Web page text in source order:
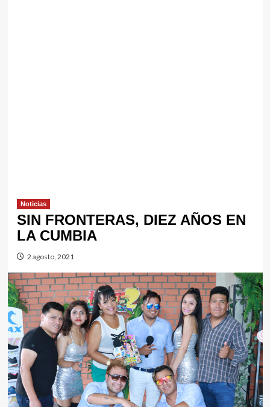
Noticias
SIN FRONTERAS, DIEZ AÑOS EN
LA CUMBIA
2 agosto, 2021